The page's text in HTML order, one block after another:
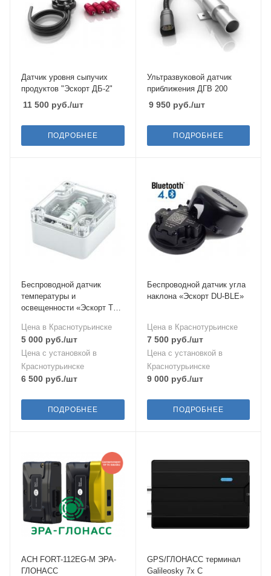
Датчик уровня сыпучих
продуктов "Эскорт ДБ-2"
11 500 руб./шт
ПОДРОБНЕЕ
Ультразвуковой датчик
приближения ДГВ 200
9 950руб./шт
ПОДРОБНЕЕ
Беспроводной датчик
температуры и
освещенности «Эскорт TL-
Цена в Краснотурьинске
5 000 руб./шт
Цена с установкой в
Краснотурьинске
6 500 руб./шт
ПОДРОБНЕЕ
Беспроводной датчик угла
наклона «Эскорт DU-BLE»
Цена в Краснотурьинске
7 500руб./шт
Цена с установкой в
Краснотурьинске
9 000руб./шт
ПОДРОБНЕЕ
АСН FORT-112EG-M ЭРА-
ГЛОНАСС
GPS/ГЛОНАСС терминал
Galileosky 7x C